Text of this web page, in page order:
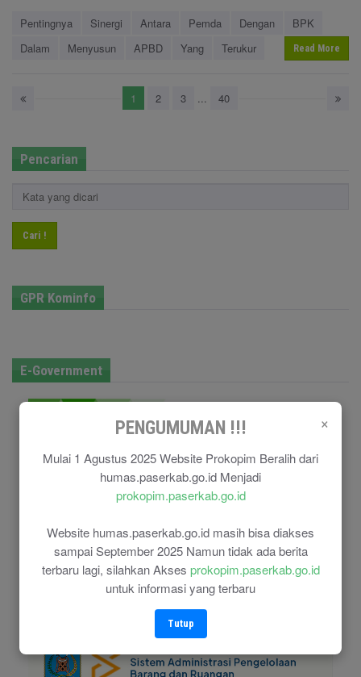
×
PENGUMUMAN !!!
Mulai 1 Agustus 2025 Website Prokopim Beralih dari
humas.paserkab.go.id Menjadi
prokopim.paserkab.go.id
Website humas.paserkab.go.id masih bisa diakses
sampai September 2025 Namun tidak ada berita
terbaru lagi, silahkan Akses prokopim.paserkab.go.id
untuk informasi yang terbaru
Tutup
Pentingnya Sinergi Antara Pemda Dengan
BPK
Dalam
Menyusun APBD Yang Terukur Read More
1 2 3 ... 40
Pencarian
Cari !
GPR Kominfo
E-Government